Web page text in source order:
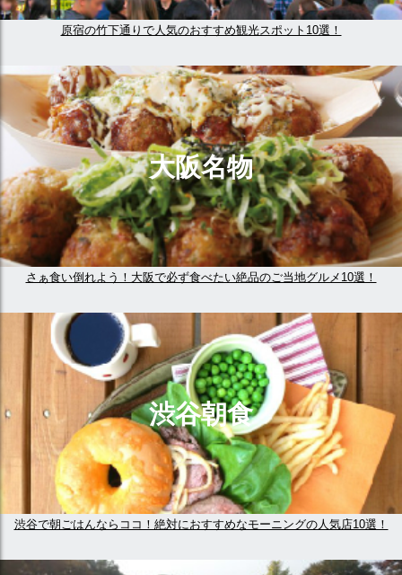
原宿の竹下通りで人気のおすすめ観光スポット10選！
大阪名物
さぁ食い倒れよう！大阪で必ず食べたい絶品のご当地グルメ10選！
渋谷朝食
渋谷で朝ごはんならココ！絶対におすすめなモーニングの人気店10選！